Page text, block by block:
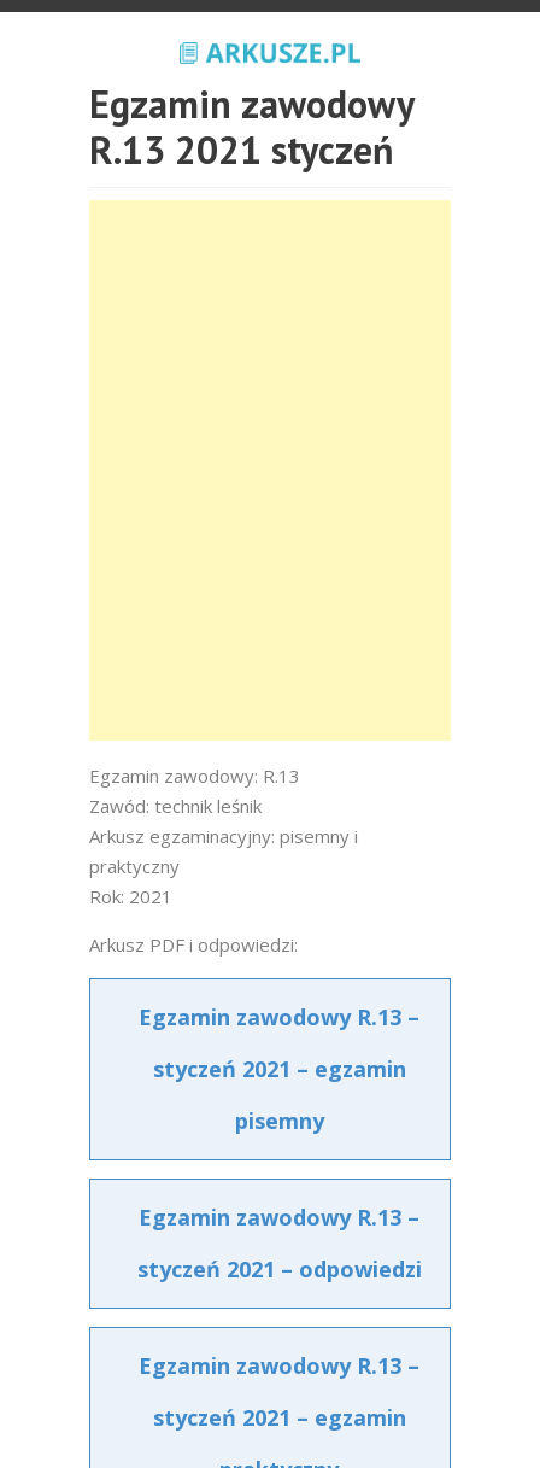
Egzamin zawodowy
R.13 2021 styczeń
Egzamin zawodowy: R.13
Zawód: technik leśnik
Arkusz egzaminacyjny: pisemny i
praktyczny
Rok: 2021
Arkusz PDF i odpowiedzi:
Egzamin zawodowy R.13 –
styczeń 2021 – egzamin
pisemny
Egzamin zawodowy R.13 –
styczeń 2021 – odpowiedzi
Egzamin zawodowy R.13 –
styczeń 2021 – egzamin